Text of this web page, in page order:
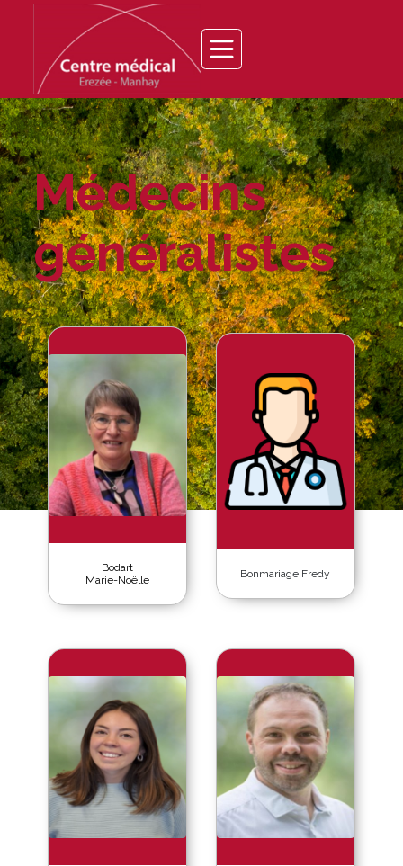
Médecins
généralistes
Bodart
Marie-Noëlle
Bonmariage Fredy